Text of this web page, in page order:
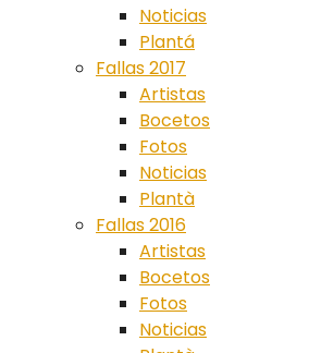
Noticias
Plantá
Fallas 2017
Artistas
Bocetos
Fotos
Noticias
Plantà
Fallas 2016
Artistas
Bocetos
Fotos
Noticias